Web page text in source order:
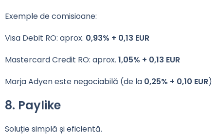
Exemple de comisioane:
Visa Debit RO: aprox. 0,93% + 0,13 EUR
Mastercard Credit RO: aprox. 1,05% + 0,13 EUR
Marja Adyen este negociabilă (de la 0,25% + 0,10 EUR)
8. Paylike
Soluție simplă și eficientă.